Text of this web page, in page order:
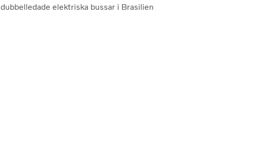
trafikera den öst–västliga BRT-linjen i stadens
dubbelledade elektriska bussar i Brasilien